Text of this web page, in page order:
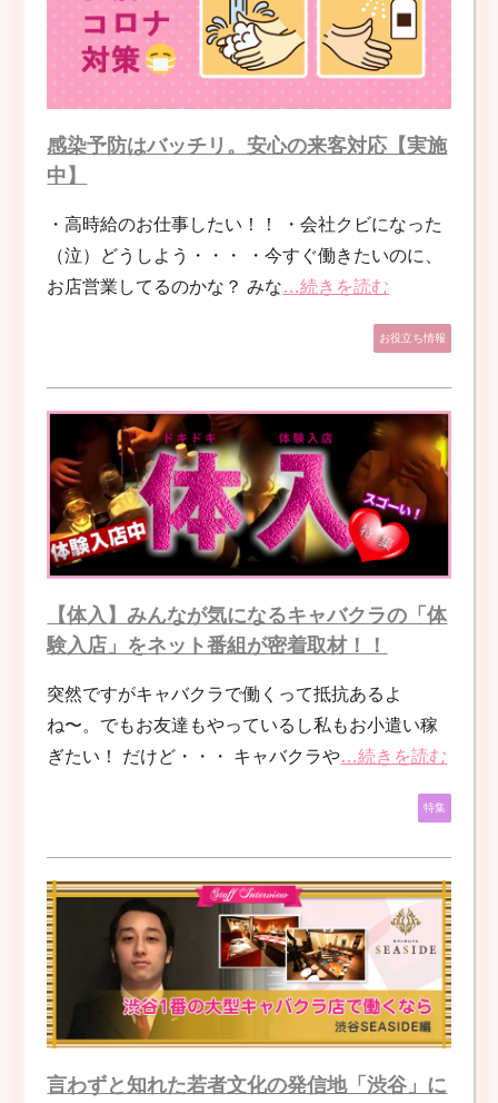
感染予防はバッチリ。安心の来客対応【実施
中】
・高時給のお仕事したい！！ ・会社クビになった
（泣）どうしよう・・・ ・今すぐ働きたいのに、
お店営業してるのかな？ みな…続きを読む
お役立ち情報
【体入】みんなが気になるキャバクラの「体
験入店」をネット番組が密着取材！！
突然ですがキャバクラで働くって抵抗あるよ
ね〜。でもお友達もやっているし私もお小遣い稼
ぎたい！ だけど・・・ キャバクラや…続きを読む
特集
言わずと知れた若者文化の発信地「渋谷」に